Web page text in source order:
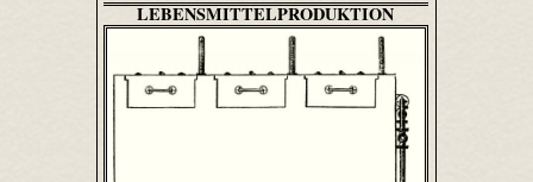
LEBENSMITTELPRODUKTION